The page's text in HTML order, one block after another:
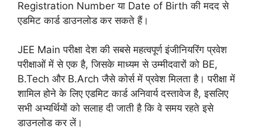
Registration Number या Date of Birth की मदद से
एडमिट कार्ड डाउनलोड कर सकते हैं।
JEE Main परीक्षा देश की सबसे महत्वपूर्ण इंजीनियरिंग प्रवेश
परीक्षाओं में से एक है, जिसके माध्यम से उम्मीदवारों को BE,
B.Tech और B.Arch जैसे कोर्स में प्रवेश मिलता है। परीक्षा में
शामिल होने के लिए एडमिट कार्ड अनिवार्य दस्तावेज है, इसलिए
सभी अभ्यर्थियों को सलाह दी जाती है कि वे समय रहते इसे
डाउनलोड कर लें।